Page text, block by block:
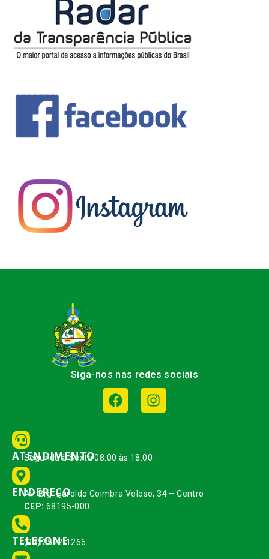
Siga-nos nas redes sociais
ATENDIMENTO
Segunda à Sexta 08:00 às 18:00
ENDEREÇO
Av. Brg. Haroldo Coimbra Veloso, 34 – Centro
CEP: 68195-000
TELEFONE
(93) 3542-1266